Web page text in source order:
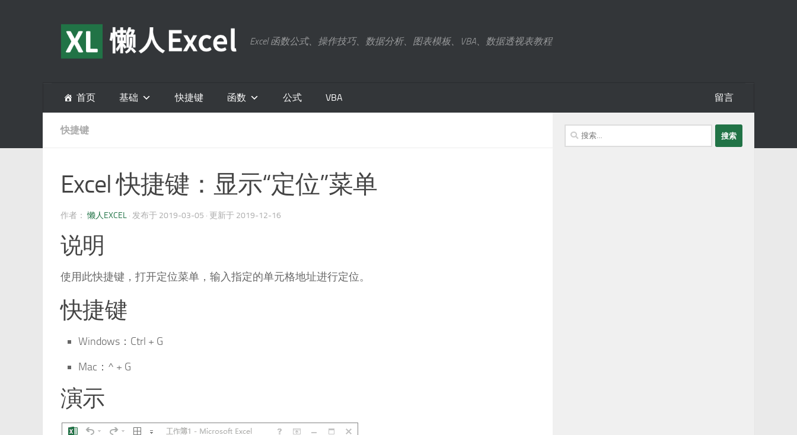
Excel 函数公式、操作技巧、数据分析、图表模板、VBA、数据透视表教程
首页 基础 快捷键 函数 公式 VBA 留言
快捷键
Excel 快捷键：显示“定位”菜单
作者：懒人EXCEL · 发布于 2019-03-05 · 更新于 2019-12-16
说明
使用此快捷键，打开定位菜单，输入指定的单元格地址进行定位。
快捷键
Windows：Ctrl + G
Mac：^ + G
演示
搜
索：